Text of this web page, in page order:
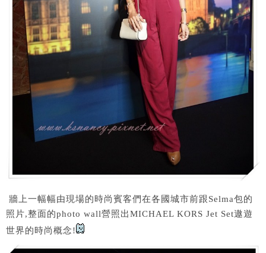
牆上一幅幅由現場的時尚賓客們在各國城市前跟Selma包的
照片,整面的photo wall營照出MICHAEL KORS Jet Set遨遊
世界的時尚概念!